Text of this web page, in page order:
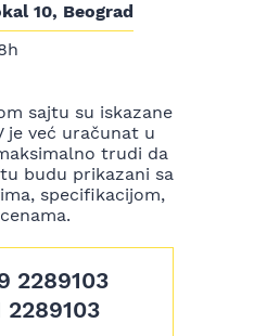
10, Beograd
sajtu su iskazane
je već uračunat u
trudi da
budu prikazani sa
specifikacijom,
2289103
2289103